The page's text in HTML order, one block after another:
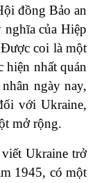
đồng Bảo an
của Hiệp
coi là một
hiện nhất quán
ngày nay,
với Ukraine,
mở rộng.
Ukraine trở
1945, có một